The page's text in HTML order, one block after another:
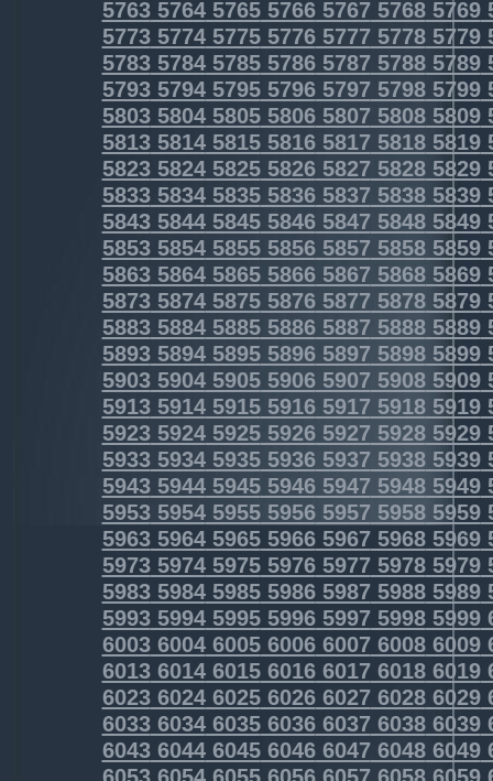
5763576457655766576757685769
5773577457755776577757785779
5783578457855786578757885789
5793579457955796579757985799
5803580458055806580758085809
58135814581558165817 58185819
5823582458255826582758285829
58335834583558365837 58385839
58435844584558465847 58485849
58535854585558565857 58585859
58635864586558665867 58685869
58735874587558765877 58785879
58835884588558865887 58885889
58935894589558965897 58985899
59035904590559065907 59085909
59135914591559165917 59185919
59235924592559265927 59285929
59335934593559365937 59385939
59435944594559465947 59485949
59535954595559565957 59585959
5963596459655966596759685969
5973597459755976597759785979
5983598459855986598759885989
5993599459955996599759985999
6003600460056006600760086009
6013601460156016601760186019
6023602460256026602760286029
6033603460356036603760386039
6043604460456046604760486049